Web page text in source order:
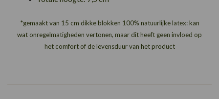
*gemaakt van 15 cm dikke blokken 100% natuurlijke latex: kan
wat onregelmatigheden vertonen, maar dit heeft geen invloed op
het comfort of de levensduur van het product